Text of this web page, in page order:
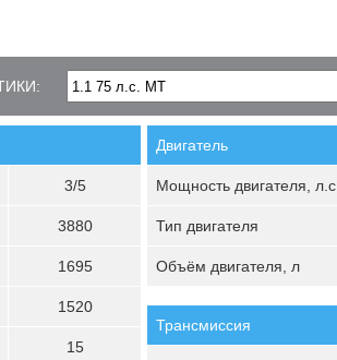
3/5
3880
1695
1520
15
Двигатель
Мощность двигателя, л.с.
Тип двигателя
Объём двигателя, л
Трансмиссия